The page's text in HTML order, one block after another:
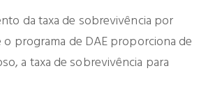
da taxa de sobrevivência por
programa de DAE proporciona de
a taxa de sobrevivência para